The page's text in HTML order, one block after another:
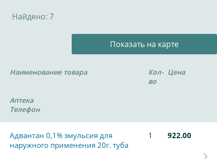
Найдено: 7
Показать на карте
Наименование товара
Кол-
во
Цена
Аптека
Телефон
Адвантан 0,1% эмульсия для
наружного применения 20г. туба
1 922.00